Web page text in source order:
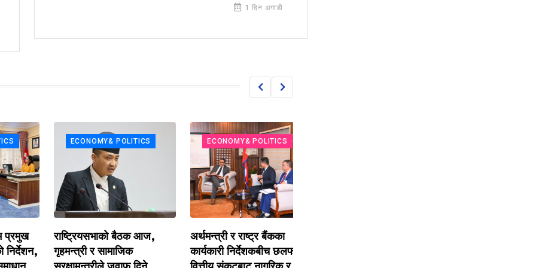
1 दिन अगाडी
ECONOMY& POLITICS
राष्ट्रियसभाको बैठक आज,
गृहमन्त्री र सामाजिक
ECONOMY& POLITICS
अर्थमन्त्री र राष्ट्र बैंकका
कार्यकारी निर्देशकबीच छलफल,